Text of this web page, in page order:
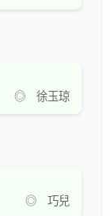
◎ 徐玉琼
◎ 巧兒